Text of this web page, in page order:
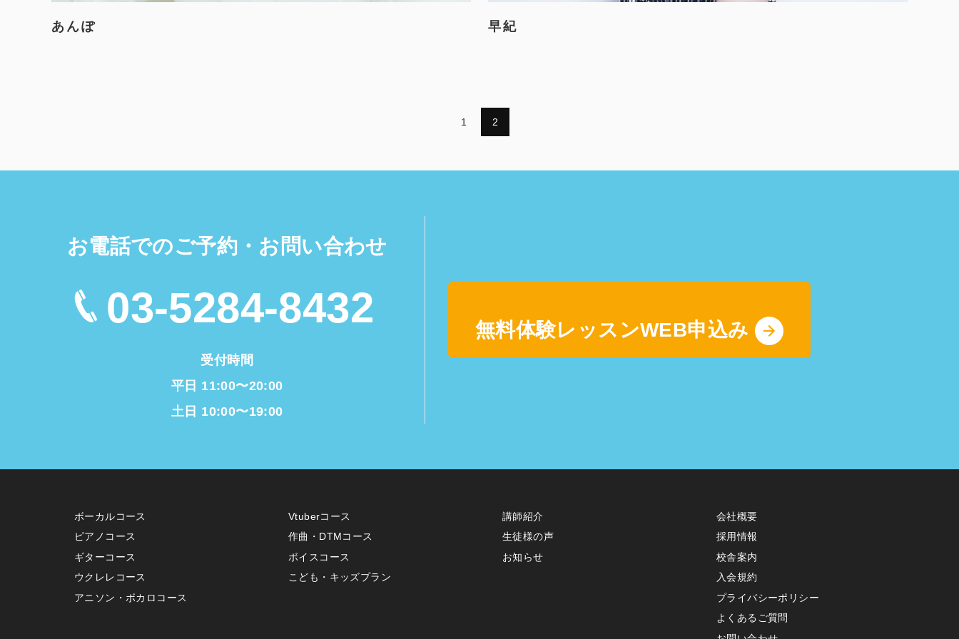
あんぽ 早紀
1 2
お電話でのご予約・お問い合わせ
03-5284-8432
受付時間
平日 11:00〜20:00
土日 10:00〜19:00
無料体験レッスンWEB申込み
ボーカルコース
ピアノコース
ギターコース
ウクレレコース
アニソン・ボカロコース
Vtuberコース
作曲・DTMコース
ボイスコース
こども・キッズプラン
講師紹介
生徒様の声
お知らせ
会社概要
採用情報
校舎案内
入会規約
プライバシーポリシー
よくあるご質問